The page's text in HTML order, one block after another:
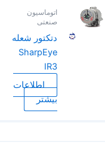
اتوماسیون
صنعتی
دتکتور شعله
SharpEye
IR3
اطلاعات
بیشتر